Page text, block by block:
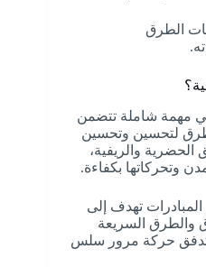
الطرق
مهمة شاملة تتضمن
لتحسين وتحسين
الحضرية والريفية،
وتحركاتها بكفاءة.
تهدف إلى
والطرق السريعة
حركة مرور سلس